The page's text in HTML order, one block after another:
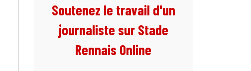
Soutenez le travail d'un
journaliste sur Stade
Rennais Online